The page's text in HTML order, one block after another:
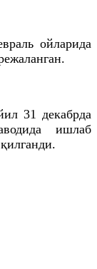
ойларида
31 декабрда
ишлаб